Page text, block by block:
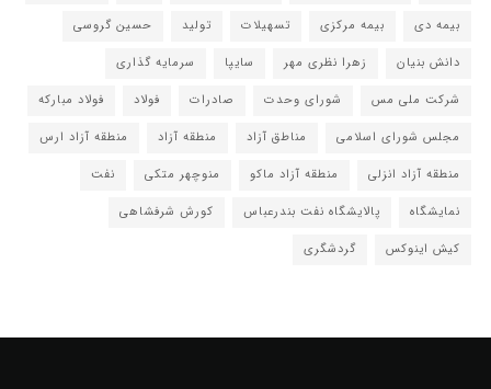
بیمه دی
بیمه مرکزی تسهیلات تولید
حسین گروسی
دانش بنیان
زهرا نظری مهر سایپا
سرمایه گذاری
شرکت ملی مس
شورای وحدت صادرات فولاد
فولاد مبارکه
مجلس شورای اسلامی
مناطق آزاد منطقه آزاد
منطقه آزاد ارس
منطقه آزاد انزلی
منطقه آزاد ماکو منوچهر متکی
نفت
نمایشگاه
پالایشگاه نفت بندرعباس
کورش شرفشاهی
کیش اینوکس
گردشگری